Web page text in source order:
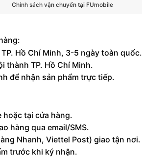
Chính sách vận chuyển tại FUmobile
Hồ Chí Minh, 3-5 ngày toàn quốc.
thành TP. Hồ Chí Minh.
để nhận sản phẩm trực tiếp.
hoặc tại cửa hàng.
hàng qua email/SMS.
Nhanh, Viettel Post) giao tận nơi.
trước khi ký nhận.